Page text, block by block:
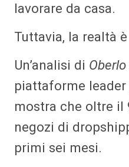
lavorare da casa.
Tuttavia, la realtà
Un’analisi di Oberlo
piattaforme
mostra che oltre il
negozi di
primi sei mesi.